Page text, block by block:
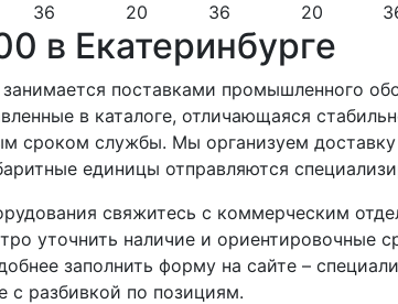
36 20 36 20
в Екатеринбурге
поставками промышленного
в каталоге, отличающаяся
сроком службы. Мы организуем доставку
единицы отправляются
свяжитесь с коммерческим
уточнить наличие и ориентировочные
заполнить форму на сайте –
с разбивкой по позициям.